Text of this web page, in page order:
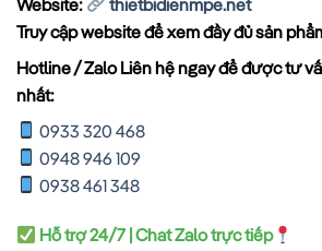
Truy cập website để xem đầy đủ sản
Hotline / Zalo Liên hệ ngay để được tư
nhất:
0933 320 468
0948 946 109
0938 461 348
Hỗ trợ 24/7 | Chat Zalo trực tiếp